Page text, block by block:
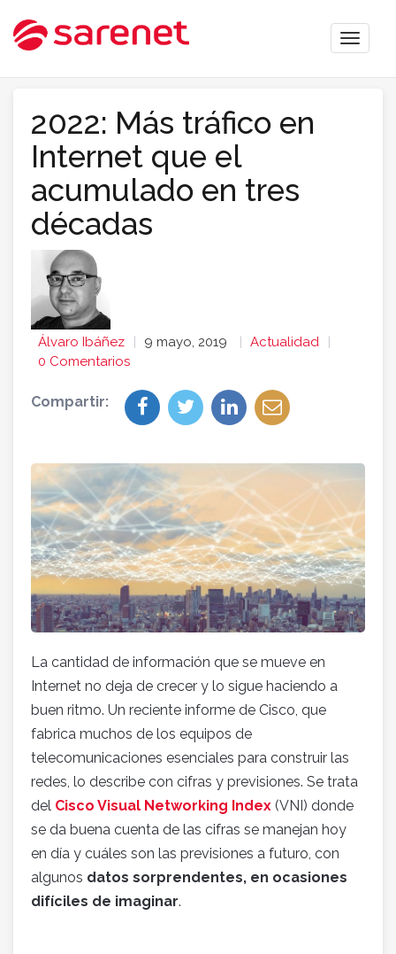
Toggle
2022: Más tráfico en
Internet que el
acumulado en tres
décadas
Álvaro Ibáñez 9 mayo, 2019
Actualidad
0 Comentarios
Compartir:
La cantidad de información que se mueve en
Internet no deja de crecer y lo sigue haciendo a
buen ritmo. Un reciente informe de Cisco, que
fabrica muchos de los equipos de
telecomunicaciones esenciales para construir las
redes, lo describe con cifras y previsiones. Se trata
del Cisco Visual Networking Index (VNI) donde
se da buena cuenta de las cifras se manejan hoy
en día y cuáles son las previsiones a futuro, con
algunos datos sorprendentes, en ocasiones
difíciles de imaginar.